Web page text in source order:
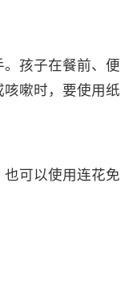
孩子在餐前、便
嗽时，要使用纸
可以使用连花免